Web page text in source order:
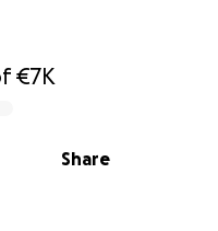
€7K
Share